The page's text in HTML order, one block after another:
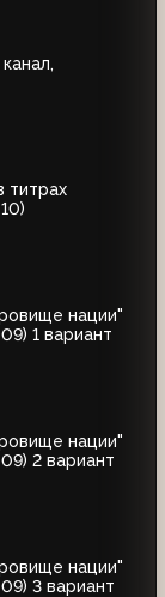
титрах
нации"
1 вариант
нации"
2 вариант
нации"
3 вариант